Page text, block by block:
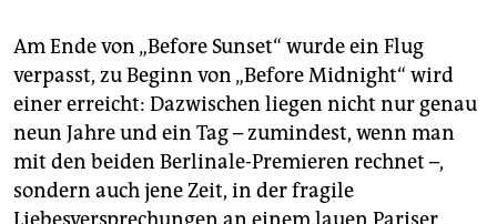
unterstützen
abo
genossenschaft
epaper login
Am Ende von „Before Sunset“ wurde ein Flug
verpasst, zu Beginn von „Before Midnight“ wird
einer erreicht: Dazwischen liegen nicht nur genau
neun Jahre und ein Tag – zumindest, wenn man
mit den beiden Berlinale-Premieren rechnet –,
sondern auch jene Zeit, in der fragile